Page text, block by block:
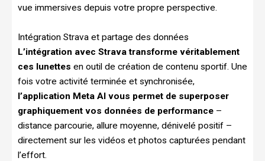
vue immersives depuis votre propre perspective.
Intégration Strava et partage des données
L’intégration avec Strava transforme véritablement
ces lunettes en outil de création de contenu sportif. Une
fois votre activité terminée et synchronisée,
l’application Meta AI vous permet de superposer
graphiquement vos données de performance –
distance parcourie, allure moyenne, dénivelé positif –
directement sur les vidéos et photos capturées pendant
l’effort.